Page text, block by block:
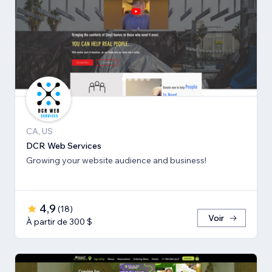
CA, US
DCR Web Services
Growing your website audience and business!
4,9 (18)
À partir de 300 $
Voir